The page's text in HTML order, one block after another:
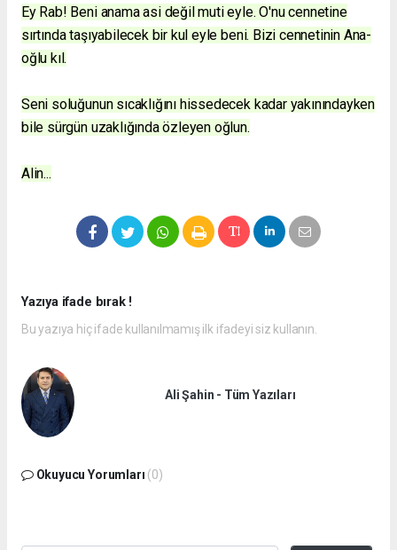
Ey Rab! Beni anama asi değil muti eyle. O'nu cennetine
sırtında taşıyabilecek bir kul eyle beni. Bizi cennetinin Ana-
oğlu kıl.
Seni soluğunun sıcaklığını hissedecek kadar yakınındayken
bile sürgün uzaklığında özleyen oğlun.
Alin...
Yazıya ifade bırak !
Bu yazıya hiç ifade kullanılmamış ilk ifadeyi siz kullanın.
Ali Şahin - Tüm Yazıları
Okuyucu Yorumları (0)